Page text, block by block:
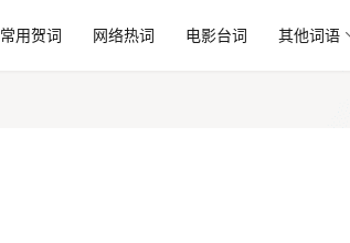
常用贺词 网络热词 电影台词 其他词语